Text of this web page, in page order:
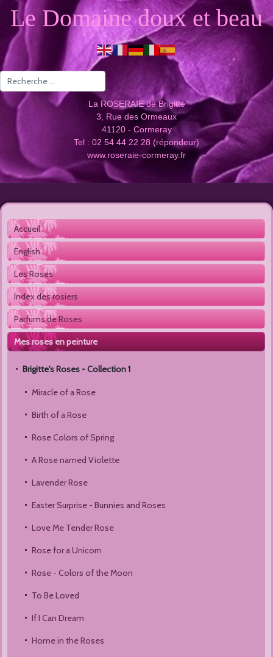
Le Domaine doux et beau
Valider
La ROSERAIE de Brigitte
3, Rue des Ormeaux
41120 - Cormeray
Tel : 02 54 44 22 28 (répondeur)
www.roseraie-cormeray.fr
Accueil
English
Les Roses
Index des rosiers
Parfums de Roses
Mes roses en peinture
Brigitte's Roses - Collection 1
Miracle of a Rose
Birth of a Rose
Rose Colors of Spring
A Rose named Violette
Lavender Rose
Easter Surprise - Bunnies and Roses
Love Me Tender Rose
Rose for a Unicorn
Rose - Colors of the Moon
To Be Loved
If I Can Dream
Home in the Roses